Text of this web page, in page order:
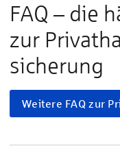
FAQ – die
zur
sicherung
Weitere FAQ zur